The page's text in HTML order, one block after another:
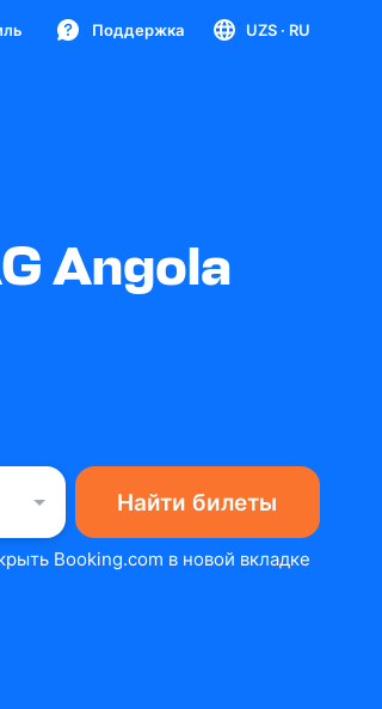
Поддержка UZS · RU
Angola
Найти билеты
Booking.com в новой вкладке